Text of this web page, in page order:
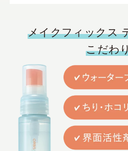
メイクフィックス
こだわ